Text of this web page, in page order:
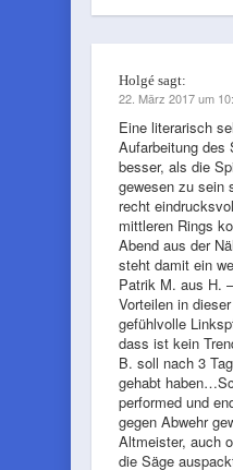
Holgé sagt:
22. März 2017 um
Eine literarisch
Aufarbeitung des
besser, als die
gewesen zu sein
recht
mittleren Rings
Abend aus der
steht damit ein
Patrik M. aus H.
Vorteilen in
gefühlvolle
dass ist kein
B. soll nach 3
gehabt
performed und
gegen Abwehr
Altmeister, auch
die Säge